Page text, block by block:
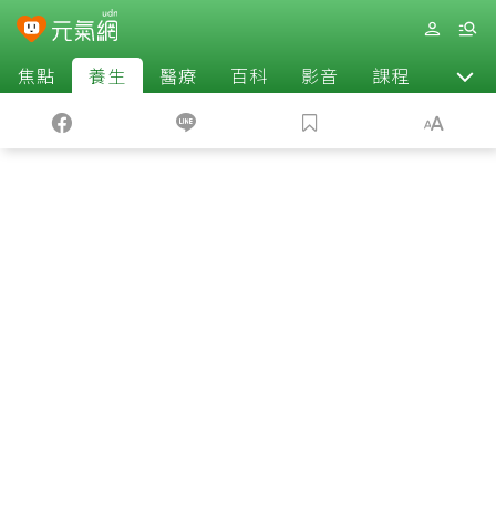
焦點 養生 醫療 百科 影音 課程 退休